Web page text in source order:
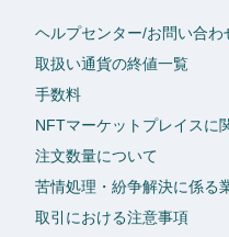
ヘルプセンター/お問い合わ
取扱い通貨の終値一覧
手数料
NFTマーケットプレイスに
注文数量について
苦情処理・紛争解決に係る
取引における注意事項